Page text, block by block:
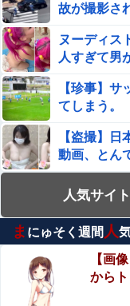
パンツまる見えに
ニングを撮った街撮
ヌーディストビーチ
て男が勃起する前に
【画像】へずま議員
ちを笑顔にしてしま
【閲覧注意】アホす
てしまう・・・・・
【速報】赤旗配達
寄りすぎたか車で民
【日向坂46】運動
い…
【朗報】誤って脳
故が撮影さ
ヌーディス
人すぎて男
【珍事】
てしまう。
【盗撮】日
動画、とん
女子プロレ
り・・・（
【群馬】デ
四に当てら
エロ漫画
人気サイ
ま にゅそく週間 人
【画
からト